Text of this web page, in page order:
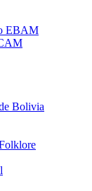
EBAM
Bolivia